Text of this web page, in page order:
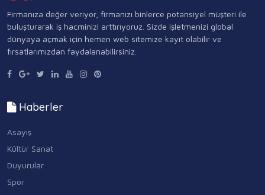
Firmanıza değer veriyor, firmanızı binlerce potansiyel müşteri ile
buluşturarak iş hacminizi arttırıyoruz. Sizde işletmenizi global
dünyaya açmak için hemen web sitemize kayıt olabilir ve
fırsatlarımızdan faydalanabilirsiniz.
Haberler
Asayiş
Kültür Sanat
Duyurular
Spor